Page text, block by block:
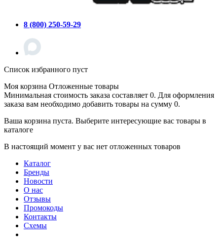
8 (800) 250-59-29
Список избранного пуст
Моя корзина Отложенные товары
Минимальная стоимость заказа составляет 0. Для оформления
заказа вам необходимо добавить товары на сумму 0.
Ваша корзина пуста. Выберите интересующие вас товары в
каталоге
В настоящий момент у вас нет отложенных товаров
Каталог
Бренды
Новости
О нас
Отзывы
Промокоды
Контакты
Схемы